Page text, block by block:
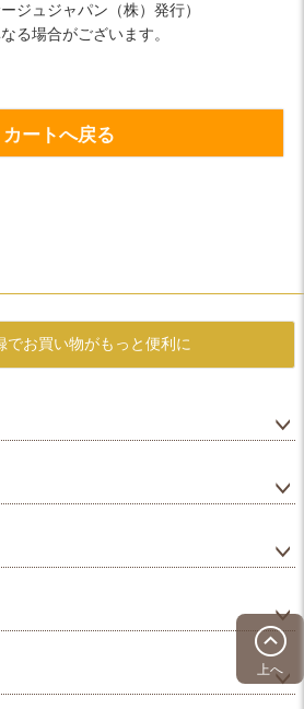
ジュジャパン（株）発行）
る場合がございます。
カートへ戻る
上へ
でお買い物がもっと便利に